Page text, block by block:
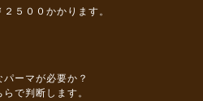
５００かかります。
ーマが必要か？
で判断します。